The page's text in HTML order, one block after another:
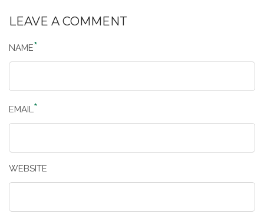
LEAVE A COMMENT
NAME
EMAIL
WEBSITE